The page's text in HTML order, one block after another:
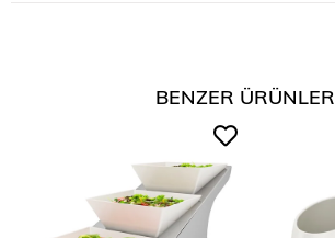
BENZER ÜRÜNLER